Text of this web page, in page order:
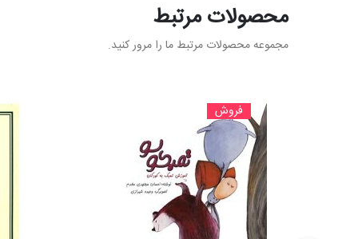
محصولات مرتبط
مجموعه محصولات مرتبط ما را مرور کنید.
فروش